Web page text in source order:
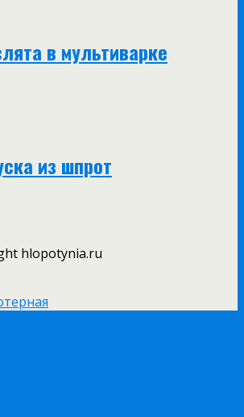
в мультиварке
из шпрот
hlopotynia.ru